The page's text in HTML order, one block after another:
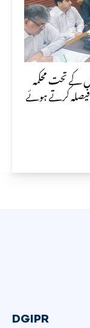
کے تحت محکمہ
کرتے ہوئے
DGIPR